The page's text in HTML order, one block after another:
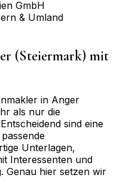
GmbH
& Umland
(Steiermark) mit
in Anger
als nur die
sind eine
Unterlagen,
Interessenten und
Genau hier setzen wir